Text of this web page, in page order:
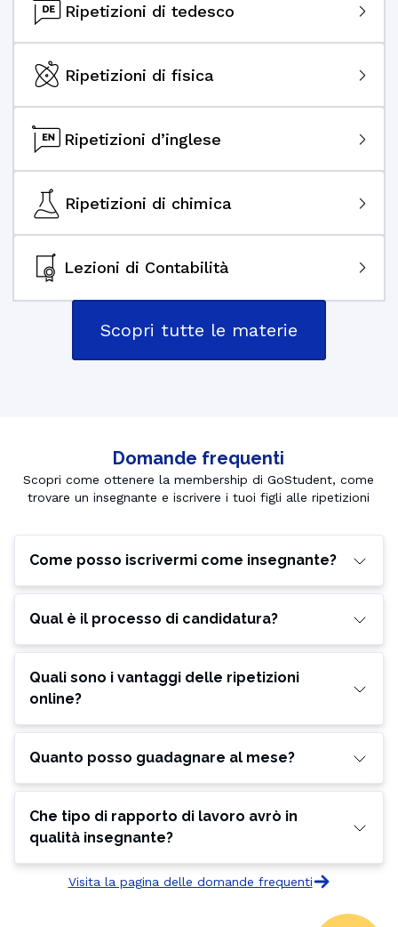
Ripetizioni di tedesco
Ripetizioni di fisica
Ripetizioni d’inglese
Ripetizioni di chimica
Lezioni di Contabilità
Scopri tutte le materie
Domande frequenti
Scopri come ottenere la membership di GoStudent, come
trovare un insegnante e iscrivere i tuoi figli alle ripetizioni
Come posso iscrivermi come insegnante?
Qual è il processo di candidatura?
Quali sono i vantaggi delle ripetizioni
online?
Quanto posso guadagnare al mese?
Che tipo di rapporto di lavoro avrò in
qualità insegnante?
Visita la pagina delle domande frequenti